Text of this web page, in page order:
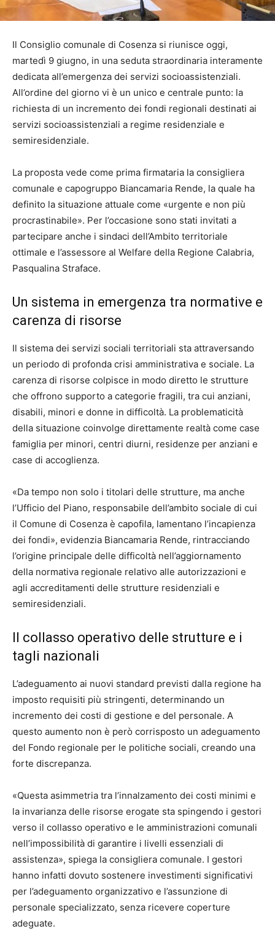
Il Consiglio comunale di Cosenza si riunisce oggi,
martedì 9 giugno, in una seduta straordinaria interamente
dedicata all’emergenza dei servizi socioassistenziali.
All’ordine del giorno vi è un unico e centrale punto: la
richiesta di un incremento dei fondi regionali destinati ai
servizi socioassistenziali a regime residenziale e
semiresidenziale.
La proposta vede come prima firmataria la consigliera
comunale e capogruppo Biancamaria Rende, la quale ha
definito la situazione attuale come «urgente e non più
procrastinabile». Per l’occasione sono stati invitati a
partecipare anche i sindaci dell’Ambito territoriale
ottimale e l’assessore al Welfare della Regione Calabria,
Pasqualina Straface.
Un sistema in emergenza tra normative e
carenza di risorse
Il sistema dei servizi sociali territoriali sta attraversando
un periodo di profonda crisi amministrativa e sociale. La
carenza di risorse colpisce in modo diretto le strutture
che offrono supporto a categorie fragili, tra cui anziani,
disabili, minori e donne in difficoltà. La problematicità
della situazione coinvolge direttamente realtà come case
famiglia per minori, centri diurni, residenze per anziani e
case di accoglienza.
«Da tempo non solo i titolari delle strutture, ma anche
l’Ufficio del Piano, responsabile dell’ambito sociale di cui
il Comune di Cosenza è capofila, lamentano l’incapienza
dei fondi», evidenzia Biancamaria Rende, rintracciando
l’origine principale delle difficoltà nell’aggiornamento
della normativa regionale relativo alle autorizzazioni e
agli accreditamenti delle strutture residenziali e
semiresidenziali.
Il collasso operativo delle strutture e i
tagli nazionali
L’adeguamento ai nuovi standard previsti dalla regione ha
imposto requisiti più stringenti, determinando un
incremento dei costi di gestione e del personale. A
questo aumento non è però corrisposto un adeguamento
del Fondo regionale per le politiche sociali, creando una
forte discrepanza.
«Questa asimmetria tra l’innalzamento dei costi minimi e
la invarianza delle risorse erogate sta spingendo i gestori
verso il collasso operativo e le amministrazioni comunali
nell’impossibilità di garantire i livelli essenziali di
assistenza», spiega la consigliera comunale. I gestori
hanno infatti dovuto sostenere investimenti significativi
per l’adeguamento organizzativo e l’assunzione di
personale specializzato, senza ricevere coperture
adeguate.